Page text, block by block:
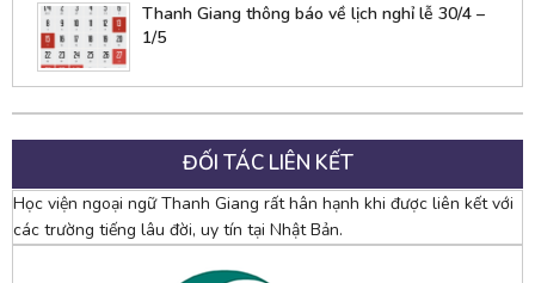
Thanh Giang thông báo về lịch nghỉ lễ 30/4 –
1/5
ĐỐI TÁC LIÊN KẾT
Học viện ngoại ngữ Thanh Giang rất hân hạnh khi được liên kết với
các trường tiếng lâu đời, uy tín tại Nhật Bản.